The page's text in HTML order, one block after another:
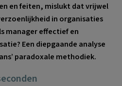
en feiten, mislukt dat vrijwel
in organisaties
manager effectief en
Een diepgaande analyse
paradoxale methodiek.